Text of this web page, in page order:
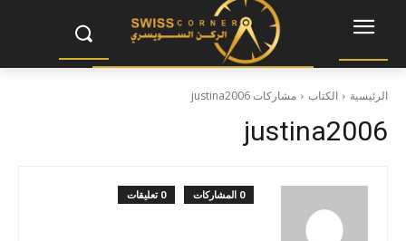
الرئيسية الكتاب مشاركات justina2006
justina2006
0 المشاركات 0 تعليقات